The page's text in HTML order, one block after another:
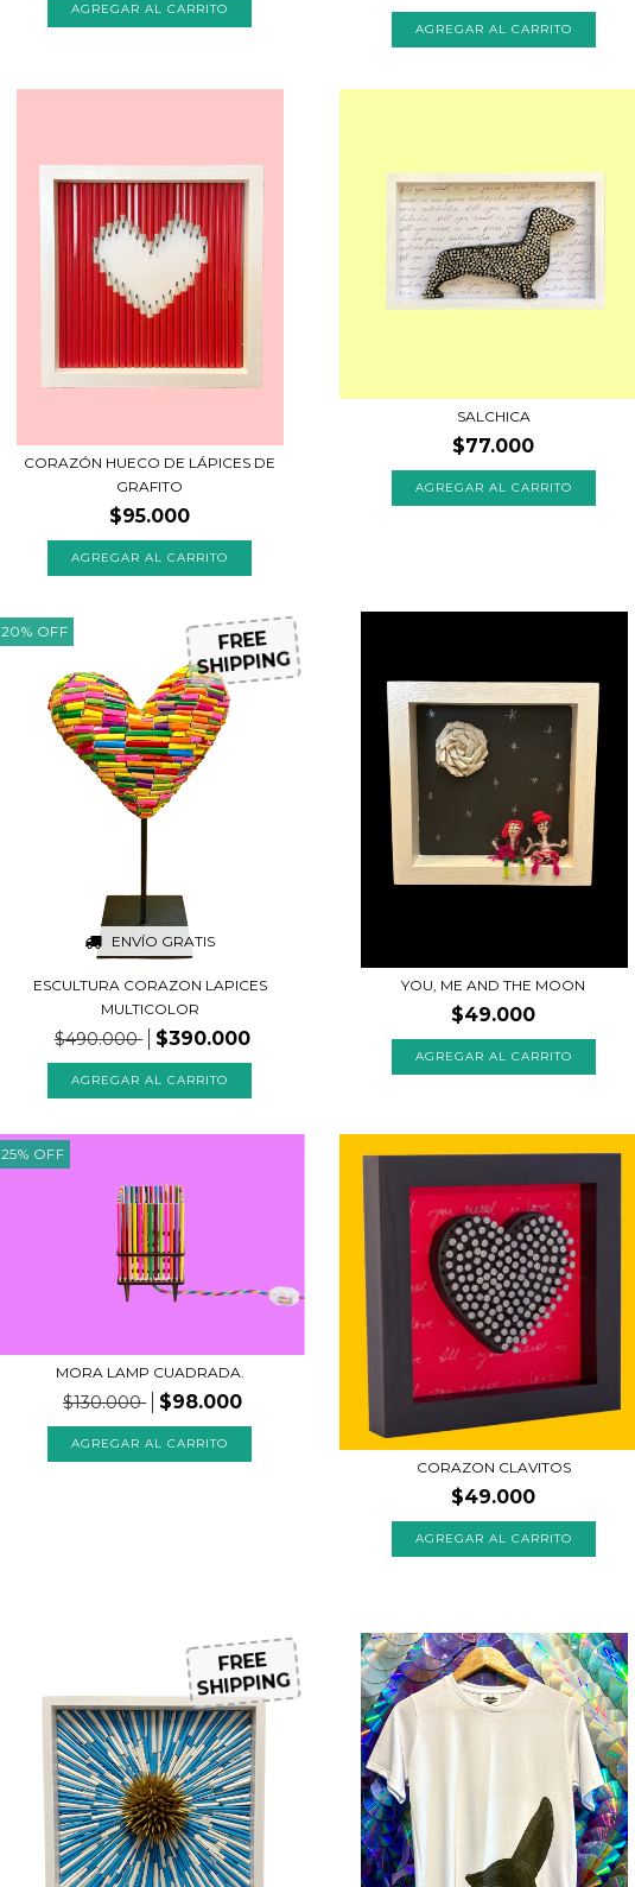
AGREGAR AL CARRITO
AGREGAR AL CARRITO
CORAZÓN HUECO DE LÁPICES DE
GRAFITO
$95.000
SALCHICA
$77.000
20% OFF
ENVÍO GRATIS
FREE
SHIPPING
ESCULTURA CORAZON LAPICES
MULTICOLOR
$490.000 $390.000
YOU, ME AND THE MOON
$49.000
25% OFF
MORA LAMP CUADRADA.
$130.000 $98.000
CORAZON CLAVITOS
$49.000
AGREGAR AL CARRITO
FREE
SHIPPING